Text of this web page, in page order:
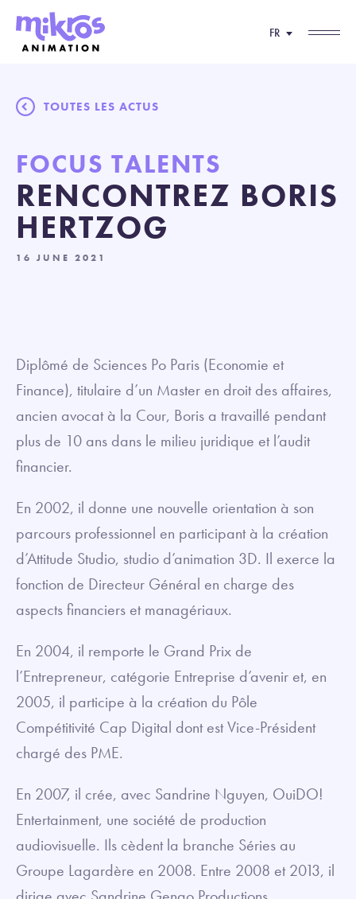
FR
TOUTES LES ACTUS
FOCUS TALENTS
RENCONTREZ BORIS
HERTZOG
16 JUNE 2021
Diplômé de Sciences Po Paris (Economie et
Finance), titulaire d’un Master en droit des affaires,
ancien avocat à la Cour, Boris a travaillé pendant
plus de 10 ans dans le milieu juridique et l’audit
financier.
En 2002, il donne une nouvelle orientation à son
parcours professionnel en participant à la création
d’Attitude Studio, studio d’animation 3D. Il exerce la
fonction de Directeur Général en charge des
aspects financiers et managériaux.
En 2004, il remporte le Grand Prix de
l’Entrepreneur, catégorie Entreprise d’avenir et, en
2005, il participe à la création du Pôle
Compétitivité Cap Digital dont est Vice-Président
chargé des PME.
En 2007, il crée, avec Sandrine Nguyen, OuiDO!
Entertainment, une société de production
audiovisuelle. Ils cèdent la branche Séries au
Groupe Lagardère en 2008. Entre 2008 et 2013, il